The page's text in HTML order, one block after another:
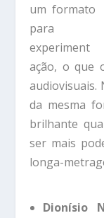
um formato
para
experiment
ação, o que
audiovisuais.
da mesma
brilhante
ser mais
longa-
Dionísio